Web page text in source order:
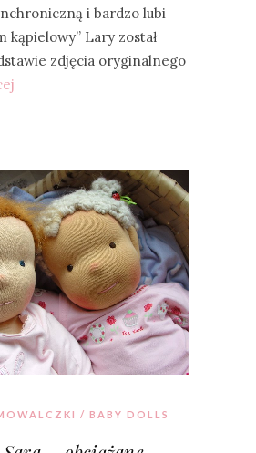
i bardzo lubi
kąpielowy” Lary został
zdjęcia oryginalnego
/ BABY DOLLS